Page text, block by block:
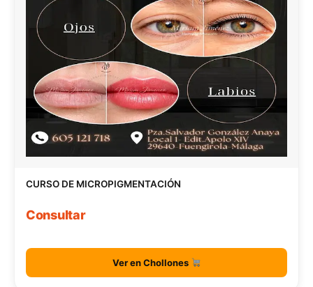
CURSO DE MICROPIGMENTACIÓN
Consultar
Ver en Chollones